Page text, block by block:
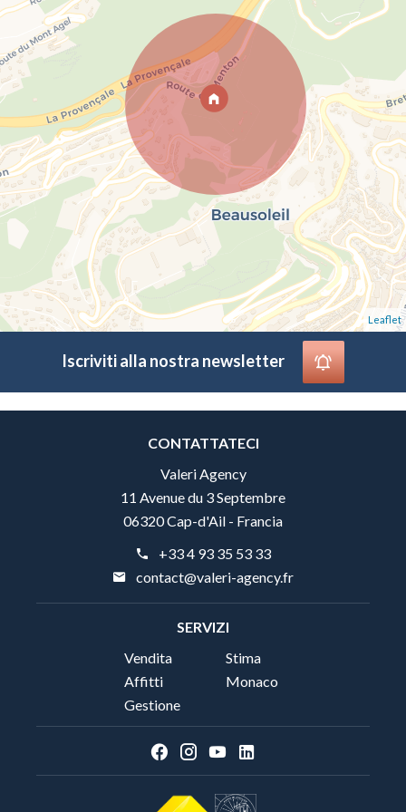
Leaflet
Iscriviti alla nostra newsletter
CONTATTATECI
Valeri Agency
11 Avenue du 3 Septembre
06320 Cap-d'Ail - Francia
+33 4 93 35 53 33
contact@valeri-agency.fr
SERVIZI
Vendita
Affitti
Gestione
Stima
Monaco